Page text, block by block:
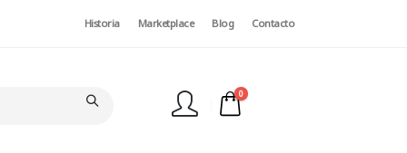
Historia Marketplace Blog Contacto
0